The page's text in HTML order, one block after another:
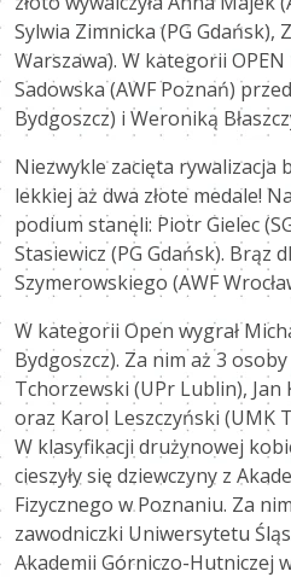
Sylwia Zimnicka (PG Gdańsk),
Warszawa). W kategorii
Sadowska (AWF Poznań)
Bydgoszcz) i Weroniką
Niezwykle zacięta rywalizacja
lekkiej aż dwa złote medale!
podium stanęli: Piotr Gielec
Stasiewicz (PG Gdańsk). Brąz
Szymerowskiego (AWF
W kategorii Open wygrał
Bydgoszcz). Za nim aż 3
Tchorzewski (UPr Lublin), Jan
oraz Karol Leszczyński (UMK
W klasyfikacji drużynowej
cieszyły się dziewczyny z
Fizycznego w Poznaniu. Za
zawodniczki Uniwersytetu
Akademii Górniczo-Hutniczej